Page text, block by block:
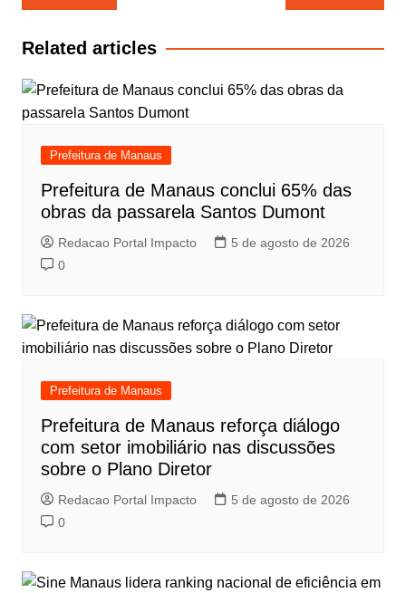
de
Post
Related articles
Prefeitura de Manaus
Prefeitura de Manaus conclui 65% das
obras da passarela Santos Dumont
Redacao Portal Impacto
5 de agosto de 2026
0
Prefeitura de Manaus
Prefeitura de Manaus reforça diálogo
com setor imobiliário nas discussões
sobre o Plano Diretor
Redacao Portal Impacto
5 de agosto de 2026
0